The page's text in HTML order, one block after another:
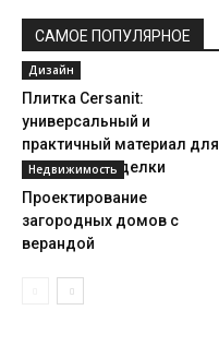
САМОЕ ПОПУЛЯРНОЕ
Дизайн
Плитка Cersanit:
универсальный и
практичный материал для
настенной отделки
Недвижимость
Проектирование
загородных домов с
верандой